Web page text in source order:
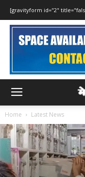
[gravityform id="2"
Home Latest News